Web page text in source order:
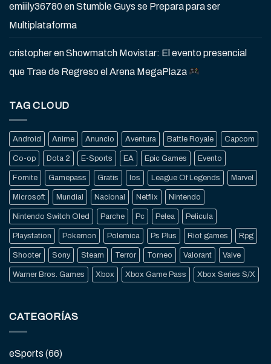
emiiily36780enStumble Guys se Prepara para ser
Multiplataforma
cristopherenShowmatch Movistar: El evento presencial
que Trae de Regreso el Arena MegaPlaza
TAG CLOUD
Android Anime Anuncio Aventura Battle Royale Capcom
Co-op Dota 2 E-Sports EA Epic Games Evento
Fornite Gamepass Gratis Ios League Of Legends Marvel
Microsoft Mundial Nacional Netflix Nintendo
Nintendo Switch Oled Parche Pc Pelea Pelicula
Playstation Pokemon Polemica Ps Plus Riot games Rpg
Shooter Sony Steam Terror Torneo Valorant Valve
Warner Bros. Games Xbox Xbox Game Pass Xbox Series S/X
CATEGORÍAS
eSports (66)